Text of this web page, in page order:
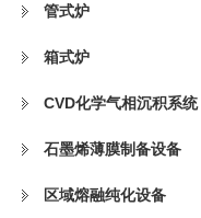
管式炉
箱式炉
CVD化学气相沉积系统
石墨烯薄膜制备设备
区域熔融纯化设备